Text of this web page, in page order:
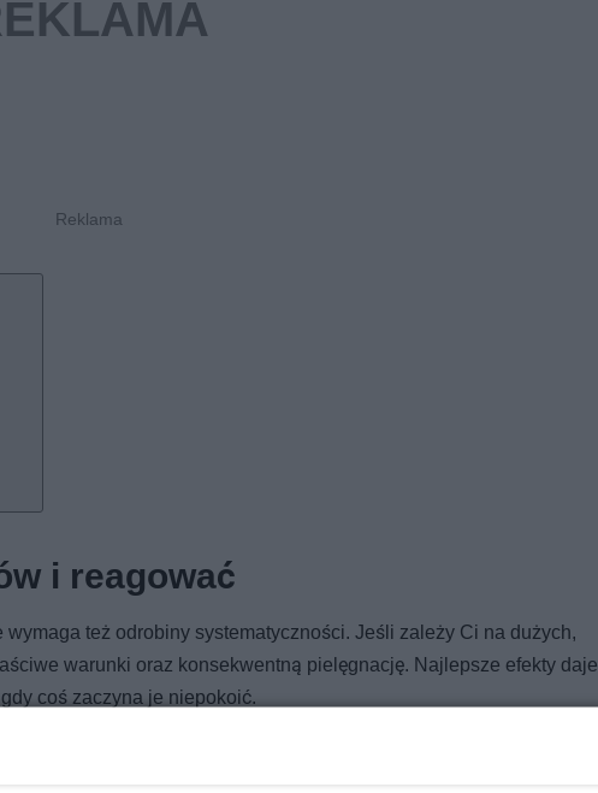
i reagować
też odrobiny systematyczności. Jeśli zależy Ci na dużych,
warunki oraz konsekwentną pielęgnację. Najlepsze efekty daje
coś zaczyna je niepokoić.
kondycji rośliny. Gdy pojawia się żółknięcie, zwijanie, przebarwienia
się chorobę lub błąd w podlewaniu czy nawożeniu.